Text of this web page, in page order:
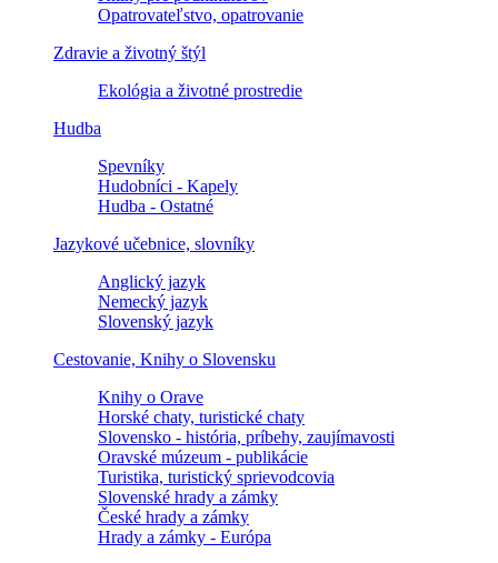
Opatrovateľstvo, opatrovanie
Zdravie a životný štýl
Ekológia a životné prostredie
Hudba
Spevníky
Hudobníci - Kapely
Hudba - Ostatné
Jazykové učebnice, slovníky
Anglický jazyk
Nemecký jazyk
Slovenský jazyk
Cestovanie, Knihy o Slovensku
Knihy o Orave
Horské chaty, turistické chaty
Slovensko - história, príbehy, zaujímavosti
Oravské múzeum - publikácie
Turistika, turistický sprievodcovia
Slovenské hrady a zámky
České hrady a zámky
Hrady a zámky - Európa